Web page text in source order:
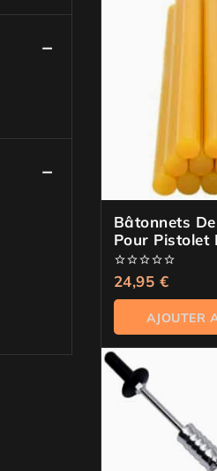
Bâtonnets
Pour Pistolet
Bosses
0
de
5
24,95 €
AJOUTER